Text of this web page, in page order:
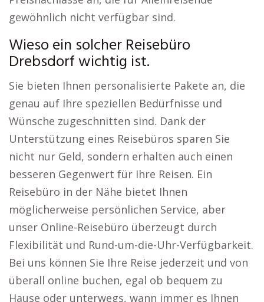
gewöhnlich nicht verfügbar sind.
Wieso ein solcher Reisebüro
Drebsdorf wichtig ist.
Sie bieten Ihnen personalisierte Pakete an, die
genau auf Ihre speziellen Bedürfnisse und
Wünsche zugeschnitten sind. Dank der
Unterstützung eines Reisebüros sparen Sie
nicht nur Geld, sondern erhalten auch einen
besseren Gegenwert für Ihre Reisen. Ein
Reisebüro in der Nähe bietet Ihnen
möglicherweise persönlichen Service, aber
unser Online-Reisebüro überzeugt durch
Flexibilität und Rund-um-die-Uhr-Verfügbarkeit.
Bei uns können Sie Ihre Reise jederzeit und von
überall online buchen, egal ob bequem zu
Hause oder unterwegs, wann immer es Ihnen